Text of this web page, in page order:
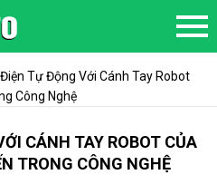
Tự Động Với Cánh Tay Robot
Công Nghệ
CÁNH TAY ROBOT CỦA
TRONG CÔNG NGHỆ